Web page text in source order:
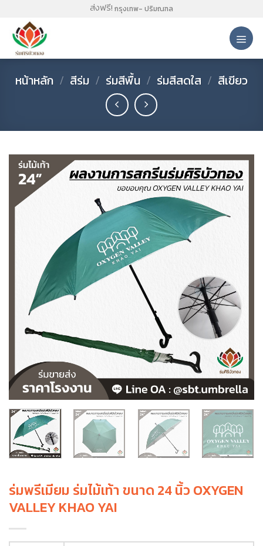
content
ส่งฟรี! กรุงเทพ- ปริมณฑล
หน้าหลัก / สีร่ม / ร่มสีพื้น / ร่มสีสดใส / สีเขียว
ร่มพรีเมียม ร่มไม้เท้า ขนาด 24 นิ้ว OXYGEN
VALLEY KHAO YAI